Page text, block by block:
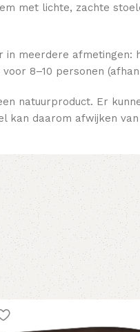
met lichte, zachte
in meerdere afmetingen:
8–10 personen
natuurproduct. Er
kan daarom afwijken van